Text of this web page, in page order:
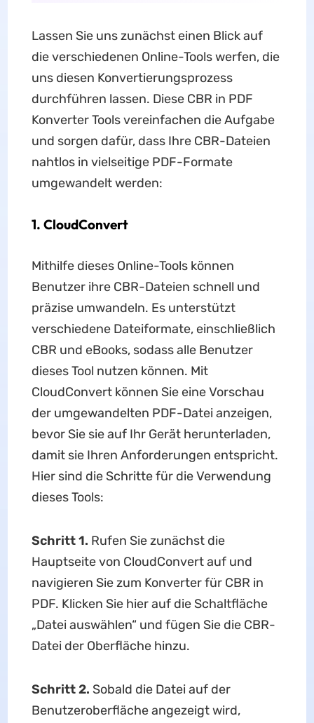
Lassen Sie uns zunächst einen Blick auf
die verschiedenen Online-Tools werfen, die
uns diesen Konvertierungsprozess
durchführen lassen. Diese CBR in PDF
Konverter Tools vereinfachen die Aufgabe
und sorgen dafür, dass Ihre CBR-Dateien
nahtlos in vielseitige PDF-Formate
umgewandelt werden:
1. CloudConvert
Mithilfe dieses Online-Tools können
Benutzer ihre CBR-Dateien schnell und
präzise umwandeln. Es unterstützt
verschiedene Dateiformate, einschließlich
CBR und eBooks, sodass alle Benutzer
dieses Tool nutzen können. Mit
CloudConvert können Sie eine Vorschau
der umgewandelten PDF-Datei anzeigen,
bevor Sie sie auf Ihr Gerät herunterladen,
damit sie Ihren Anforderungen entspricht.
Hier sind die Schritte für die Verwendung
dieses Tools:
Schritt 1. Rufen Sie zunächst die
Hauptseite von CloudConvert auf und
navigieren Sie zum Konverter für CBR in
PDF. Klicken Sie hier auf die Schaltfläche
„Datei auswählen“ und fügen Sie die CBR-
Datei der Oberfläche hinzu.
Schritt 2. Sobald die Datei auf der
Benutzeroberfläche angezeigt wird,